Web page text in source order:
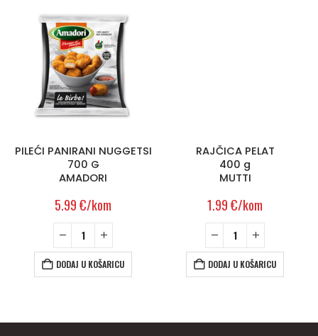
PILEĆI PANIRANI NUGGETSI
700 G
AMADORI
5.99€/kom
DODAJ U KOŠARICU
RAJČICA PELAT
400 g
MUTTI
1.99€/kom
DODAJ U KOŠARICU